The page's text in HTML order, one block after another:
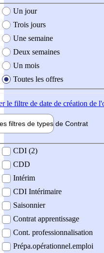
création de l'offre
Un jour
Trois jours
Une semaine
Deux semaines
Un mois
Toutes les offres
le filtre de date de création de
filtres de types de Contrat
contrat
CDI (2)
CDD
Intérim
CDI Intérimaire
Saisonnier
Contrat apprentissage
Cont. professionnalisation
Prépa.opérationnel.emploi